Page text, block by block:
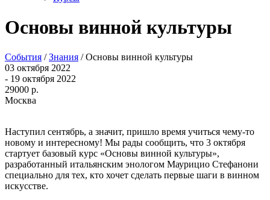
Основы винной культуры
События /Знания /Основы винной культуры
03 октября 2022
- 19 октября 2022
29000 р.
Москва
Наступил сентябрь, а значит, пришло время учиться чему-то
новому и интересному! Мы рады сообщить, что 3 октября
стартует базовый курс «Основы винной культуры»,
разработанный итальянским энологом Маурицио Стефанони
специально для тех, кто хочет сделать первые шаги в винном
искусстве.